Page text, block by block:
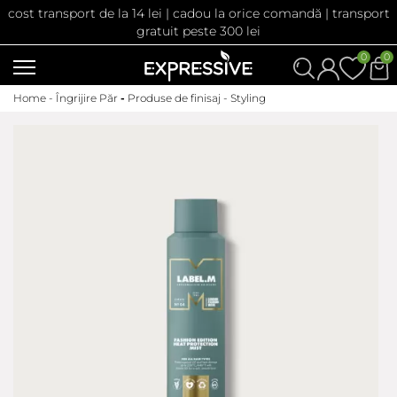
cost transport de la 14 lei | cadou la orice comandă | transport
gratuit peste 300 lei
0
0
Home - Îngrijire Păr - Produse de finisaj - Styling